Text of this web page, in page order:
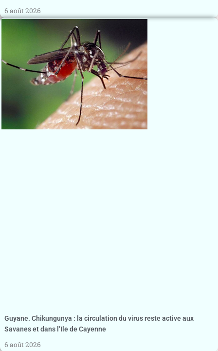
6 août 2026
Guyane. Chikungunya : la circulation du virus reste active aux
Savanes et dans l’Ile de Cayenne
6 août 2026